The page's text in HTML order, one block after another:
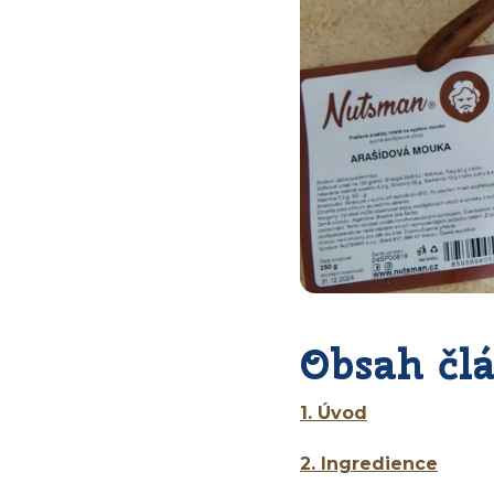
Obsah
1. Úvod
2. Ingredience